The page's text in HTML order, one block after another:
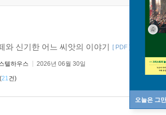
오늘은 그
와 신기한 어느 씨앗의 이야기 [ PDF ]
텔하우스 2026년 06월 30일
21건)